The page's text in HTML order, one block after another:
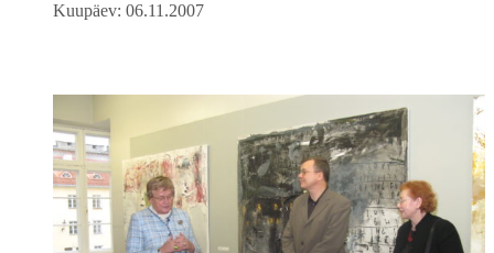
Kuupäev: 06.11.2007